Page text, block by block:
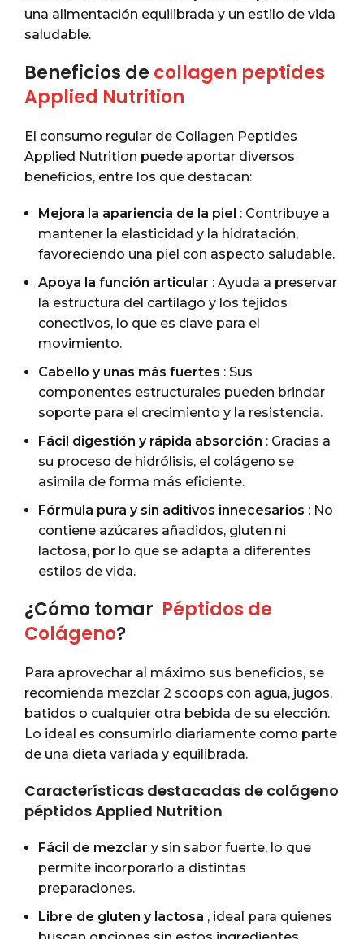
una alimentación equilibrada y un estilo de vida
saludable.
Beneficios de collagen peptides
Applied Nutrition
El consumo regular de Collagen Peptides
Applied Nutrition puede aportar diversos
beneficios, entre los que destacan:
Mejora la apariencia de la piel : Contribuye a
mantener la elasticidad y la hidratación,
favoreciendo una piel con aspecto saludable.
Apoya la función articular : Ayuda a preservar
la estructura del cartílago y los tejidos
conectivos, lo que es clave para el
movimiento.
Cabello y uñas más fuertes : Sus
componentes estructurales pueden brindar
soporte para el crecimiento y la resistencia.
Fácil digestión y rápida absorción : Gracias a
su proceso de hidrólisis, el colágeno se
asimila de forma más eficiente.
Fórmula pura y sin aditivos innecesarios : No
contiene azúcares añadidos, gluten ni
lactosa, por lo que se adapta a diferentes
estilos de vida.
¿Cómo tomar Péptidos de
Colágeno?
Para aprovechar al máximo sus beneficios, se
recomienda mezclar 2 scoops con agua, jugos,
batidos o cualquier otra bebida de su elección.
Lo ideal es consumirlo diariamente como parte
de una dieta variada y equilibrada.
Características destacadas de colágeno
péptidos Applied Nutrition
Fácil de mezclar y sin sabor fuerte, lo que
permite incorporarlo a distintas
preparaciones.
Libre de gluten y lactosa , ideal para quienes